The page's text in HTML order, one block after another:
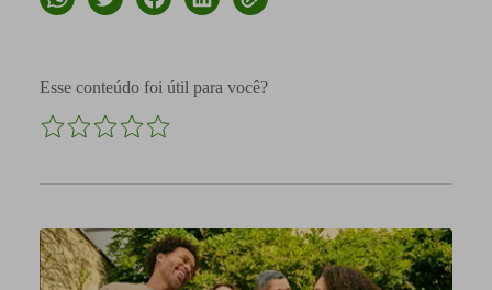
Esse conteúdo foi útil para você?